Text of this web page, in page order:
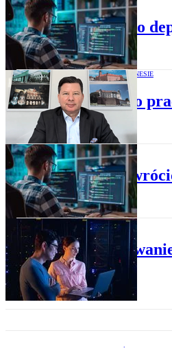
Umowa o
MAGAZYN O BIZNESIE
Do czego
BIZNES
Na co
BIZNES